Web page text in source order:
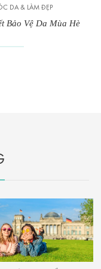
DA & LÀM ĐẸP
Bảo Vệ Da Mùa Hè